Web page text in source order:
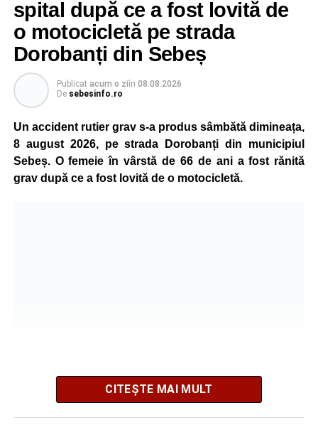
„Pentru noi, fiecare viață contează!”, au transmis
reprezentanții ISU Alba.
Adaugă-ne ca sursă preferată
Urmărește-ne pe Google News
Ultimele știri din Sebeș
spital după ce a fost lovită de
o motocicletă pe strada
Dorobanți din Sebeș
Publicat acum o ziîn 08.08.2026
De sebesinfo.ro
Un accident rutier grav s-a produs sâmbătă dimineața,
8 august 2026, pe strada Dorobanți din municipiul
Sebeș. O femeie în vârstă de 66 de ani a fost rănită
grav după ce a fost lovită de o motocicletă.
Potrivit informațiilor transmise de polițiști, în jurul orei
CITEȘTE MAI MULT